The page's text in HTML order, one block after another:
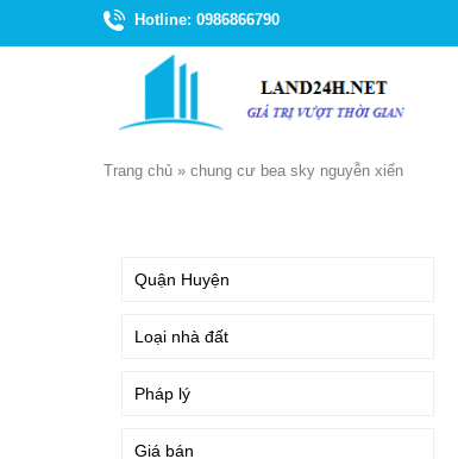
Hotline: 0986866790
Trang chủ » chung cư bea sky nguyễn xiển